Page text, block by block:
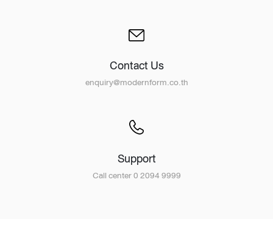
Contact Us
enquiry@modernform.co.th
Support
Call center 0 2094 9999